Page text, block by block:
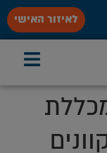
לאיזור האישי